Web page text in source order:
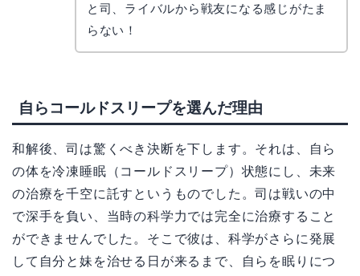
と司、ライバルから戦友になる感じがたま
らない！
自らコールドスリープを選んだ理由
和解後、司は驚くべき決断を下します。それは、自ら
の体を冷凍睡眠（コールドスリープ）状態にし、未来
の治療を千空に託すというものでした。司は戦いの中
で深手を負い、当時の科学力では完全に治療すること
ができませんでした。そこで彼は、科学がさらに発展
して自分と妹を治せる日が来るまで、自らを眠りにつ